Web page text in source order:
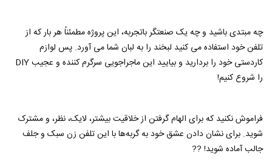
چه مبتدی باشید و چه یک صنعتگر باتجربه، این پروژه مطمئناً هر بار که از
تلفن خود استفاده می کنید لبخند را به لبان شما می آورد. پس لوازم
کاردستی خود را بردارید و بیایید این ماجراجویی سرگرم کننده و عجیب DIY
را شروع کنیم!
فراموش نکنید که برای الهام گرفتن از خلاقیت بیشتر، لایک، نظر، و مشترک
شوید. برای نشان دادن عشق خود به گربه‌ها با این تلفن زن سبک و جلف
جالب آماده شوید! ??